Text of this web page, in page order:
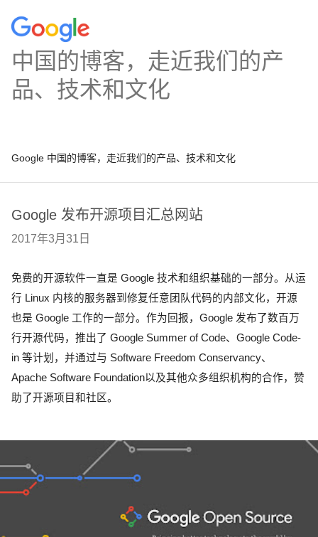
中国的博客，走近我们的产
品、技术和文化
Google 中国的博客，走近我们的产品、技术和文化
Google 发布开源项目汇总网站
2017年3月31日
免费的开源软件一直是 Google 技术和组织基础的一部分。从运
行 Linux 内核的服务器到修复任意团队代码的内部文化，开源
也是 Google 工作的一部分。作为回报，Google 发布了数百万
行开源代码，推出了 Google Summer of Code、Google Code-
in 等计划，并通过与 Software Freedom Conservancy、
Apache Software Foundation以及其他众多组织机构的合作，赞
助了开源项目和社区。